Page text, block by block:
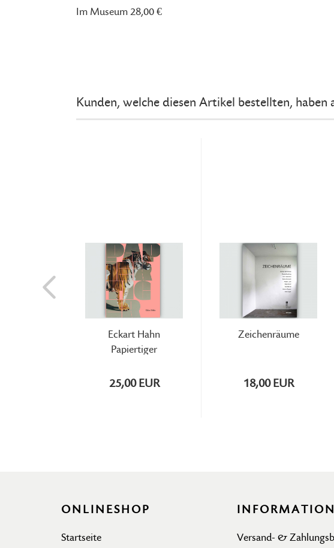
Im Museum 28,00 €
Kunden, welche diesen Artikel bestellten,
Eckart Hahn
Papiertiger
25,00 EUR
Zeichenräume
18,00 EUR
ONLINESHOP
Startseite Versand- &